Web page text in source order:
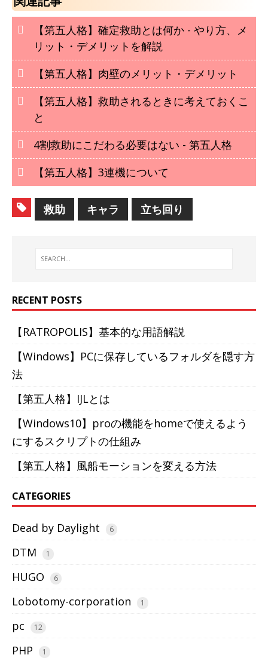
【第五人格】確定救助とは何か - やり方、メ
リット・デメリットを解説
【第五人格】肉壁のメリット・デメリット
【第五人格】救助されるときに考えておくこ
と
4割救助にこだわる必要はない - 第五人格
【第五人格】3連機について
救助 キャラ 立ち回り
RECENT POSTS
【RATROPOLIS】基本的な用語解説
【Windows】PCに保存しているフォルダを隠す方
法
【第五人格】IJLとは
【Windows10】proの機能をhomeで使えるよう
にするスクリプトの仕組み
【第五人格】風船モーションを変える方法
CATEGORIES
Dead by Daylight 6
DTM 1
HUGO 6
Lobotomy-corporation 1
pc 12
PHP 1